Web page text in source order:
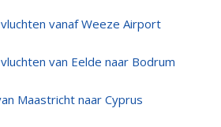
vanaf Weeze Airport
van Eelde naar Bodrum
Maastricht naar Cyprus